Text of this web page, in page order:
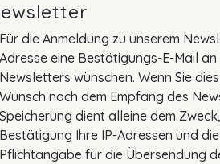
Für die Anmeldung zu unserem
Adresse eine Bestätigungs-E-Mail
Newsletters wünschen. Wenn Sie
Wunsch nach dem Empfang des
Speicherung dient alleine dem
Bestätigung Ihre IP-Adressen und
Pflichtangabe für die Übersendung